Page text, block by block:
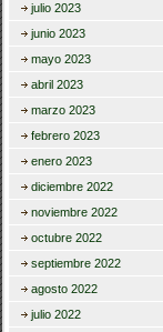
julio 2023
junio 2023
mayo 2023
abril 2023
marzo 2023
febrero 2023
enero 2023
diciembre 2022
noviembre 2022
octubre 2022
septiembre 2022
agosto 2022
julio 2022